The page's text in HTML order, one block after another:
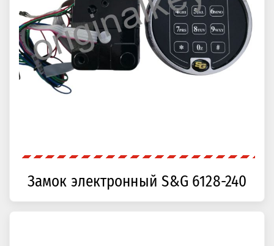
Замок электронный S&G 6128-240